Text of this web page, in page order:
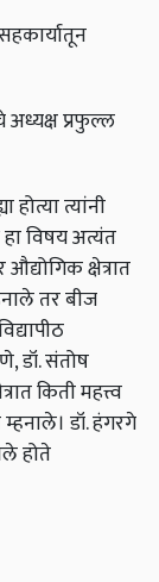
अध्यक्ष प्रफुल्ल
होत्या त्यांनी
विषय अत्यंत
क्षेत्रात
तर बीज
डॉ. संतोष
किती महत्त्व
डॉ. हंगरगे
होते